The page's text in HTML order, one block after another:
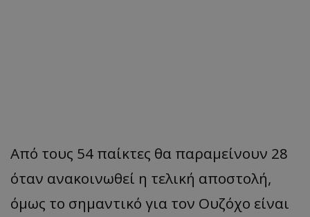
Από τους 54 παίκτες θα παραμείνουν 28
όταν ανακοινωθεί η τελική αποστολή,
όμως το σημαντικό για τον Ουζόχο είναι